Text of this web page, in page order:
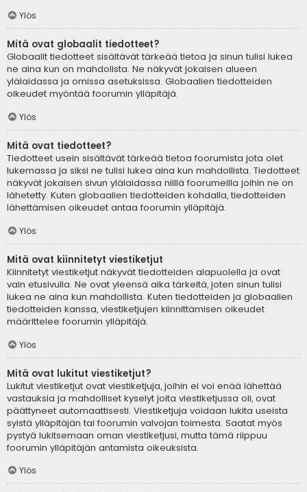
Ylös
Mitä ovat globaalit tiedotteet?
Globaalit tiedotteet sisältävät tärkeää tietoa ja sinun tulisi lukea
ne aina kun on mahdolista. Ne näkyvät jokaisen alueen
ylälaidassa ja omissa asetuksissa. Globaalien tiedotteiden
oikeudet myöntää foorumin ylläpitäjä.
Ylös
Mitä ovat tiedotteet?
Tiedotteet usein sisältävät tärkeää tietoa foorumista jota olet
lukemassa ja siksi ne tulisi lukea aina kun mahdollista. Tiedotteet
näkyvät jokaisen sivun ylälaidassa niillä foorumeilla joihin ne on
lähetetty. Kuten globaalien tiedotteiden kohdalla, tiedotteiden
lähettämisen oikeudet antaa foorumin ylläpitäjä.
Ylös
Mitä ovat kiinnitetyt viestiketjut
Kiinnitetyt viestiketjut näkyvät tiedotteiden alapuolella ja ovat
vain etusivulla. Ne ovat yleensä aika tärkeitä, joten sinun tulisi
lukea ne aina kun mahdollista. Kuten tiedotteiden ja globaalien
tiedotteiden kanssa, viestiketjujen kiinnittämisen oikeudet
määrittelee foorumin ylläpitäjä.
Ylös
Mitä ovat lukitut viestiketjut?
Lukitut viestiketjut ovat viestiketjuja, joihin ei voi enää lähettää
vastauksia ja mahdolliset kyselyt joita viestiketjussa oli, ovat
päättyneet automaattisesti. Viestiketjuja voidaan lukita useista
syistä ylläpitäjän tai foorumin valvojan toimesta. Saatat myös
pystyä lukitsemaan oman viestiketjusi, mutta tämä riippuu
foorumin ylläpitäjän antamista oikeuksista.
Ylös